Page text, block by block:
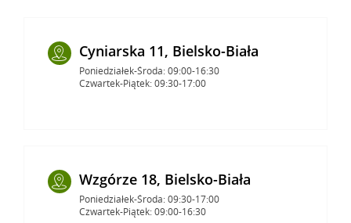
Cyniarska 11, Bielsko-Biała
Poniedziałek-Środa: 09:00-16:30
Czwartek-Piątek: 09:30-17:00
Wzgórze 18, Bielsko-Biała
Poniedziałek-Środa: 09:30-17:00
Czwartek-Piątek: 09:00-16:30